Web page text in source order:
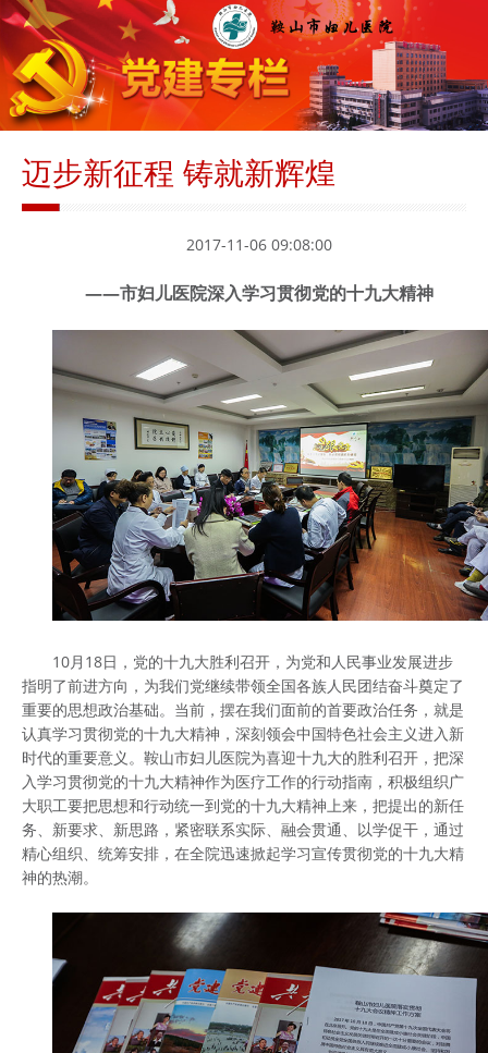
迈步新征程 铸就新辉煌
2017-11-06 09:08:00
——市妇儿医院深入学习贯彻党的十九大精神
10月18日，党的十九大胜利召开，为党和人民事业发展进步
指明了前进方向，为我们党继续带领全国各族人民团结奋斗奠定了
重要的思想政治基础。当前，摆在我们面前的首要政治任务，就是
认真学习贯彻党的十九大精神，深刻领会中国特色社会主义进入新
时代的重要意义。鞍山市妇儿医院为喜迎十九大的胜利召开，把深
入学习贯彻党的十九大精神作为医疗工作的行动指南，积极组织广
大职工要把思想和行动统一到党的十九大精神上来，把提出的新任
务、新要求、新思路，紧密联系实际、融会贯通、以学促干，通过
精心组织、统筹安排，在全院迅速掀起学习宣传贯彻党的十九大精
神的热潮。